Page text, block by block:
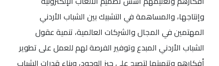
وإنتاجها، والمساهمة في التشبيك بين الشباب الأردني
المهتمين في المجال والشركات العالمية، تنمية عقول
الشباب الأردني المبدع وتوفير الفرصة لهم للعمل على تطوير